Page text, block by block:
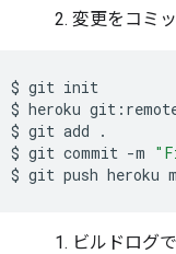
変更をコミ
$ git init
$ heroku git :
$ git add
.
$ git commit -m
$ git push heroku
ビルドログ